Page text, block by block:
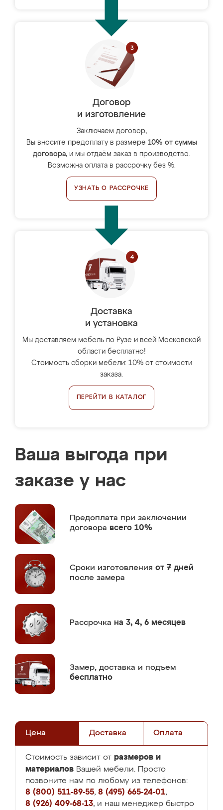
Договор
и изготовление
Заключаем договор,
Вы вносите предоплату в размере 10% от суммы
договора, и мы отдаём заказ в производство.
Возможна оплата в рассрочку без %.
УЗНАТЬ О РАССРОЧКЕ
Доставка
и установка
Мы доставляем мебель по Рузе и всей Московской
области бесплатно!
Стоимость сборки мебели: 10% от стоимости
заказа.
ПЕРЕЙТИ В КАТАЛОГ
Ваша выгода при
заказе у нас
Предоплата при заключении
договора всего 10%
Сроки изготовления от 7 дней
после замера
Рассрочка на 3, 4, 6 месяцев
Замер, доставка и подъем
бесплатно
Цена Доставка Оплата
Стоимость зависит от размеров и
материалов Вашей мебели. Просто
позвоните нам по любому из телефонов:
8 (800) 511-89-55, 8 (495) 665-24-01,
8 (926) 409-68-13, и наш менеджер быстро